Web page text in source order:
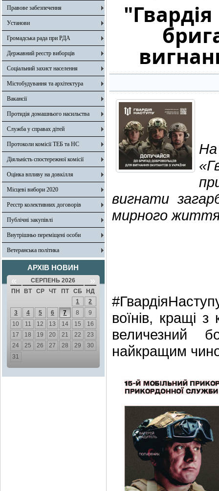
Правове забезпечення
Установи
Громадська рада при РДА
Державний реєстр виборців
Соціальний захист населення
Містобудування та архітектура
Вакансії
Протидія домашнього насильства
Служба у справах дітей
Протоколи комісії ТЕБ та НС
Діяльність спостережної комісії
Оцінка впливу на довкілля
Місцеві вибори 2020
Реєстр колективних договорів
Публічні закупівлі
Внутрішньо переміщені особи
Ветеранська політика
АРХІВ НОВИН
« СЕРПЕНЬ 2026 »
ПН ВТ СР ЧТ ПТ СБ
НД
1
2
3
4 5 6 7 8
9
10
11 12 13 14 15
16
17
18 19 20 21 22
23
24
25 26 27 28 29
30
31
На
вигнати
мирного життя
воїнів, кращі
величезний
найкращим